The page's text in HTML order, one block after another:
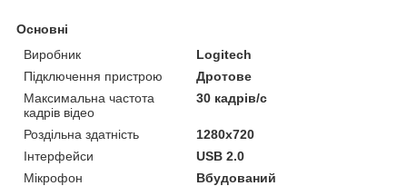
Основні
Виробник
Logitech
Підключення пристрою
Дротове
Максимальна частота
кадрів відео
30 кадрів/с
Роздільна здатність
1280x720
Інтерфейси
USB 2.0
Мікрофон
Вбудований